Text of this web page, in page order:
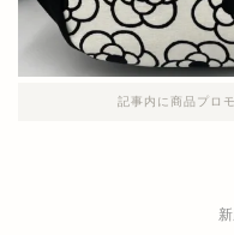
記事内に商品プロ